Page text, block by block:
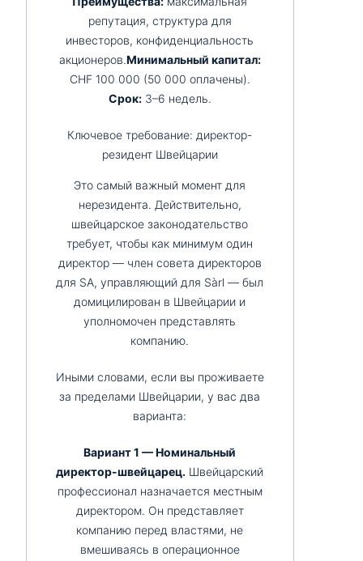
репутация, структура для
инвесторов, конфиденциальность
акционеров.Минимальный капитал:
CHF 100 000 (50 000 оплачены).
Срок:3–6 недель.
Ключевое требование: директор-
резидент Швейцарии
Это самый важный момент для
нерезидента. Действительно,
швейцарское законодательство
требует, чтобы как минимум один
директор — член совета директоров
для SA, управляющий для Sàrl — был
домицилирован в Швейцарии и
уполномочен представлять
компанию.
Иными словами, если вы проживаете
за пределами Швейцарии, у вас два
варианта:
Вариант 1 — Номинальный
директор-швейцарец. Швейцарский
профессионал назначается местным
директором. Он представляет
компанию перед властями, не
вмешиваясь в операционное